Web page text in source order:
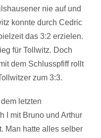
nie auf und
konnte durch Cedric
das 3:2 erzielen.
für Tollwitz. Doch
dem Schlusspfiff rollt
zum 3:3.
letzten
I mit Bruno und Arthur
Man hatte alles selber